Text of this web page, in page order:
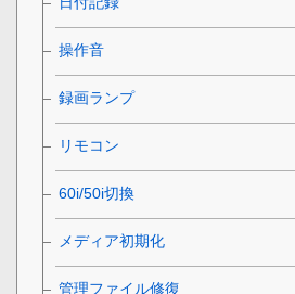
操作音
録画ランプ
リモコン
60i/50i切換
メディア初期化
管理ファイル修復